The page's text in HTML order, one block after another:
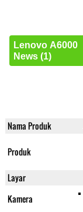
Lenovo A6000
News (1)
Nama Produk
Produk
Layar
Kamera